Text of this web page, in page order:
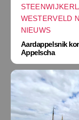
WESTERVELD
NIEUWS
Aardappelsnik
Appelscha